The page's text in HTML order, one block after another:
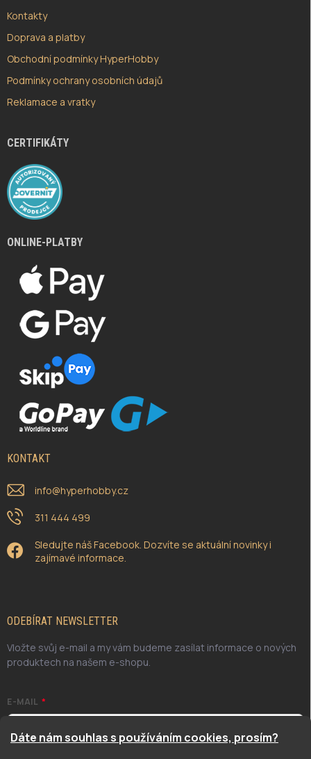
Dáte nám souhlas s používáním cookies, prosím?
Kontakty
Doprava a platby
Obchodní podmínky HyperHobby
Podmínky ochrany osobních údajů
Reklamace a vratky
CERTIFIKÁTY
ONLINE-PLATBY
KONTAKT
info@hyperhobby.cz
311 444 499
Sledujte náš Facebook. Dozvíte se aktuální novinky i
zajímavé informace.
ODEBÍRAT NEWSLETTER
Vložte svůj e-mail a my vám budeme zasílat informace o nových
produktech na našem e-shopu.
E-MAIL